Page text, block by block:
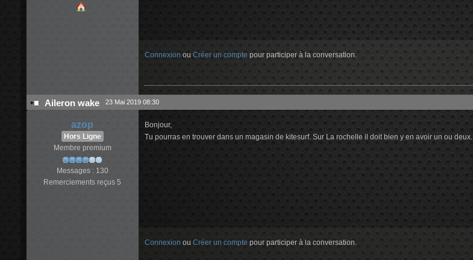
Connexion ou Créer un compte pour participer à la conversation.
Aileron wake 23 Mai 2019 08:30
azop
Hors Ligne
Membre premium
Messages : 130
Remerciements reçus 5
Bonjour,
Tu pourras en trouver dans un magasin de kitesurf. Sur La rochelle il doit bien y en avoir un ou deux.
Connexion ou Créer un compte pour participer à la conversation.